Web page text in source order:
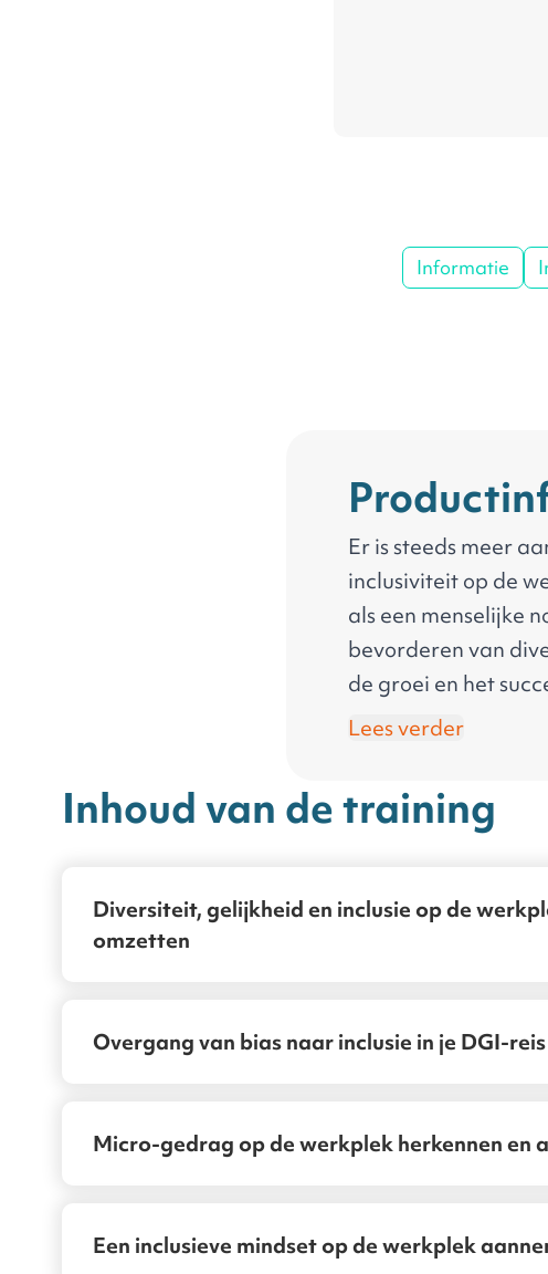
Informatie
Er is steeds meer
inclusiviteit op de
als een menselijke
bevorderen van
de groei en het
moeilijk om de
Deze training is
inclusie en het
Je leert naar jezelf
inclusiviteit op de
verschillende
werkplek te
Lees verder
Inhoud van de training
Diversiteit, gelijkheid en inclusie op de
omzetten
Overgang van bias naar inclusie in je DGI-reis
Micro-gedrag op de werkplek herkennen en
Een inclusieve mindset op de werkplek